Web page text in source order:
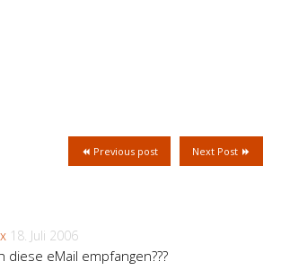
Next Post
Previous post
18. Juli 2006
diese eMail empfangen???